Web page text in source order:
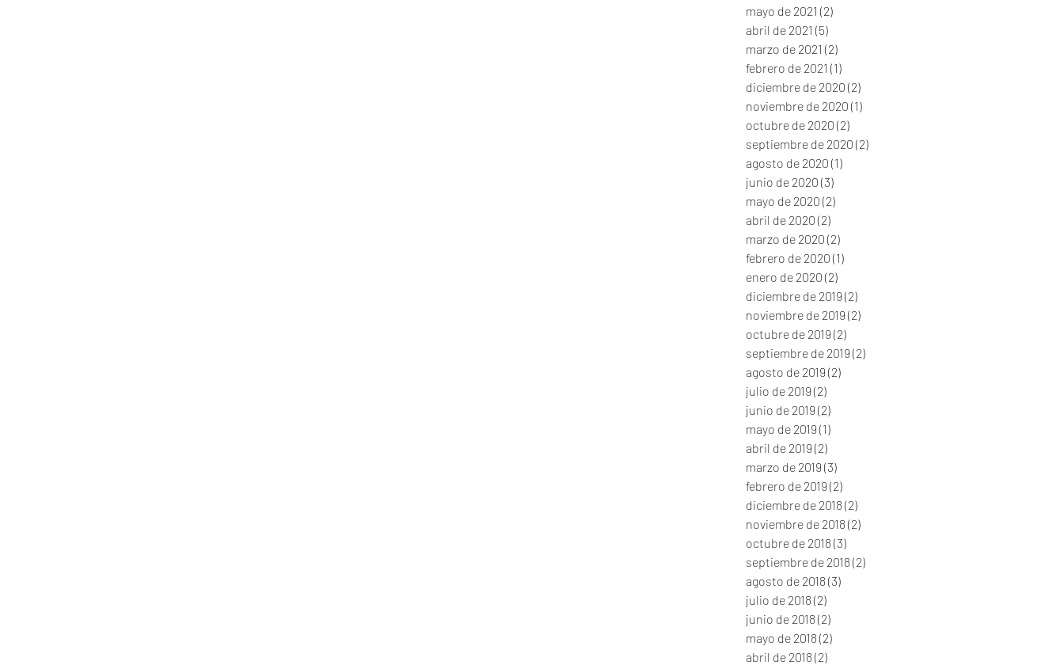
mayo de 2021 (2)
abril de 2021 (5)
marzo de 2021 (2)
febrero de 2021 (1)
diciembre de 2020 (2)
noviembre de 2020 (1)
octubre de 2020 (2)
septiembre de 2020 (2)
agosto de 2020 (1)
junio de 2020 (3)
mayo de 2020 (2)
abril de 2020 (2)
marzo de 2020 (2)
febrero de 2020 (1)
enero de 2020 (2)
diciembre de 2019 (2)
noviembre de 2019 (2)
octubre de 2019 (2)
septiembre de 2019 (2)
agosto de 2019 (2)
julio de 2019 (2)
junio de 2019 (2)
mayo de 2019 (1)
abril de 2019 (2)
marzo de 2019 (3)
febrero de 2019 (2)
diciembre de 2018 (2)
noviembre de 2018 (2)
octubre de 2018 (3)
septiembre de 2018 (2)
agosto de 2018 (3)
julio de 2018 (2)
junio de 2018 (2)
mayo de 2018 (2)
abril de 2018 (2)